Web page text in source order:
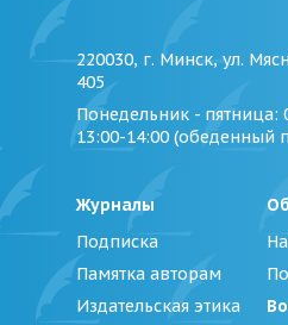
220030, г. Минск, ул.
405
Понедельник - пятница:
13:00-14:00 (обеденный
Журналы
Подписка
Памятка авторам
Издательская этика